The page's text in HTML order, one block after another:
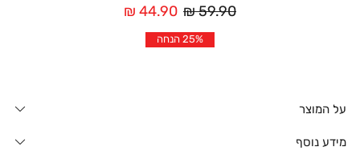
מחיר
אחרי
הנחה
44.90 ₪
מחיר
רגיל
59.90 ₪
25% הנחה
על המוצר
מידע נוסף